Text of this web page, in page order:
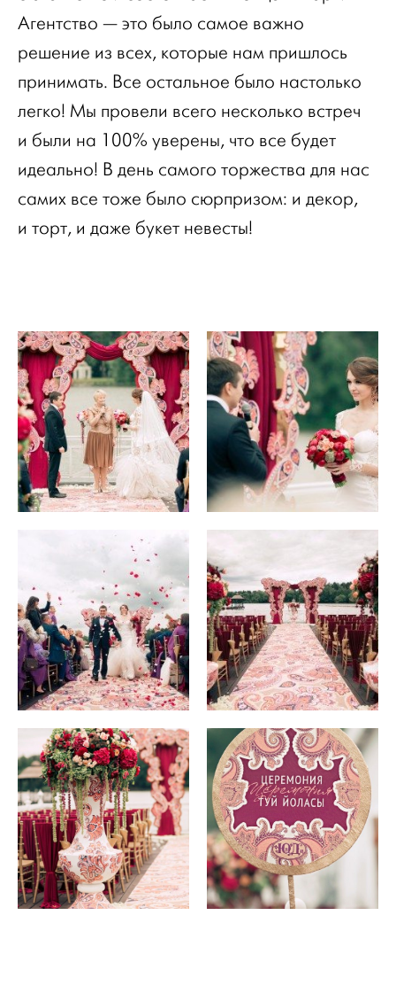
Агентство — это было самое важно
решение из всех, которые нам пришлось
принимать. Все остальное было настолько
легко! Мы провели всего несколько встреч
и были на 100% уверены, что все будет
идеально! В день самого торжества для нас
самих все тоже было сюрпризом: и декор,
и торт, и даже букет невесты!